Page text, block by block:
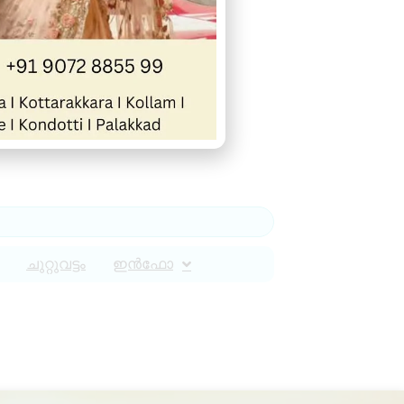
ചുറ്റുവട്ടം ഇൻഫോ